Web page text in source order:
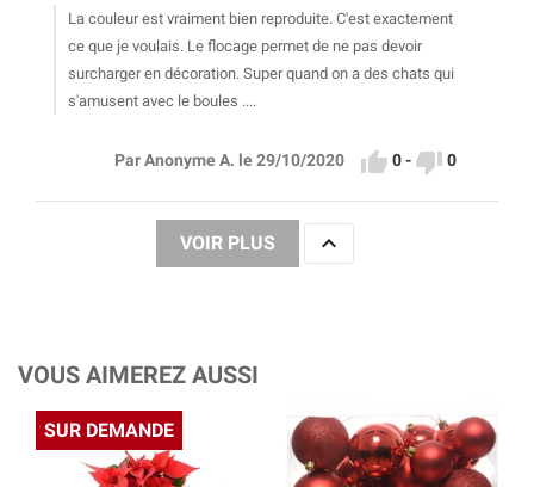
La couleur est vraiment bien reproduite. C'est exactement
ce que je voulais. Le flocage permet de ne pas devoir
surcharger en décoration. Super quand on a des chats qui
s'amusent avec le boules ....
Par Anonyme A. le 29/10/2020  0-  0
VOIR PLUS 
VOUS AIMEREZ AUSSI
SUR DEMANDE